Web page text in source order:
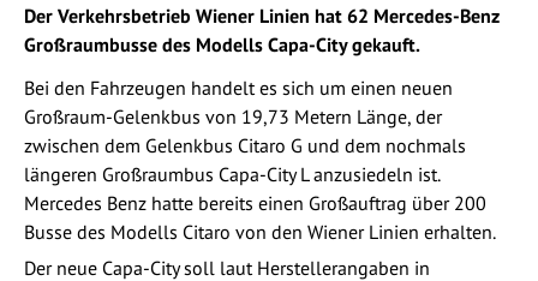
Der Verkehrsbetrieb Wiener Linien hat 62 Mercedes-Benz
Großraumbusse des Modells Capa-City gekauft.
Bei den Fahrzeugen handelt es sich um einen neuen
Großraum-Gelenkbus von 19,73 Metern Länge, der
zwischen dem Gelenkbus Citaro G und dem nochmals
längeren Großraumbus Capa-City L anzusiedeln ist.
Mercedes Benz hatte bereits einen Großauftrag über 200
Busse des Modells Citaro von den Wiener Linien erhalten.
Der neue Capa-City soll laut Herstellerangaben in